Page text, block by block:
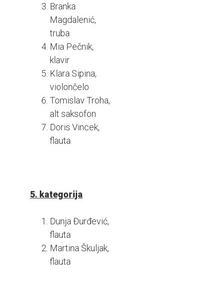
Branka
Magdalenić,
truba
Mia Pečnik,
klavir
Klara Sipina,
violončelo
Tomislav Troha,
alt saksofon
Doris Vincek,
flauta
5. kategorija
Dunja Đurđević,
flauta
Martina Škuljak,
flauta